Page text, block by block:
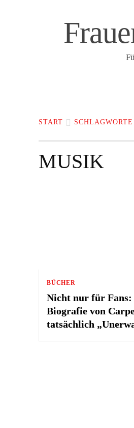
START SCHLAGWORTE
MUSIK
BÜCHER
Nicht nur für Fans:
Biografie von
tatsächlich